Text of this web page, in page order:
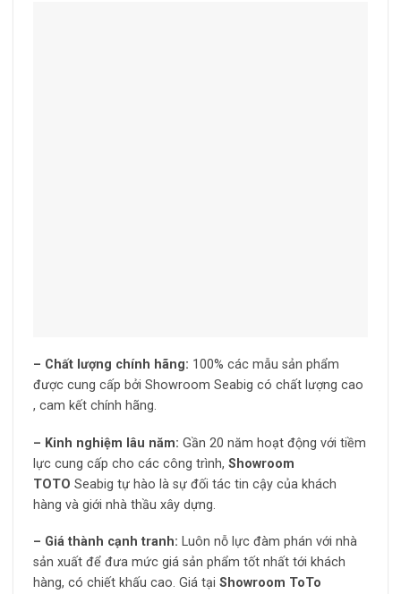
– Chất lượng chính hãng: 100% các mẫu sản phẩm
được cung cấp bởi Showroom Seabig có chất lượng cao
, cam kết chính hãng.
– Kinh nghiệm lâu năm: Gần 20 năm hoạt động với tiềm
lực cung cấp cho các công trình, Showroom
TOTO Seabig tự hào là sự đối tác tin cậy của khách
hàng và giới nhà thầu xây dựng.
– Giá thành cạnh tranh: Luôn nỗ lực đàm phán với nhà
sản xuất để đưa mức giá sản phẩm tốt nhất tới khách
hàng, có chiết khấu cao. Giá tại Showroom ToTo